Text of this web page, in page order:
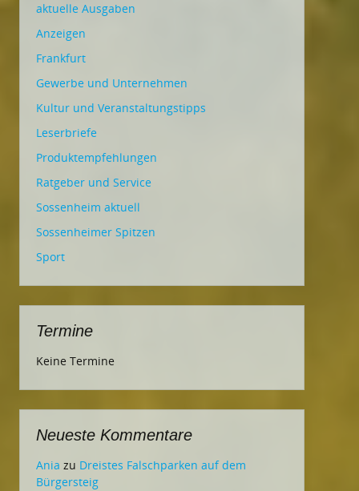
aktuelle Ausgaben
Anzeigen
Frankfurt
Gewerbe und Unternehmen
Kultur und Veranstaltungstipps
Leserbriefe
Produktempfehlungen
Ratgeber und Service
Sossenheim aktuell
Sossenheimer Spitzen
Sport
Termine
Keine Termine
Neueste Kommentare
Ania zu Dreistes Falschparken auf dem
Bürgersteig